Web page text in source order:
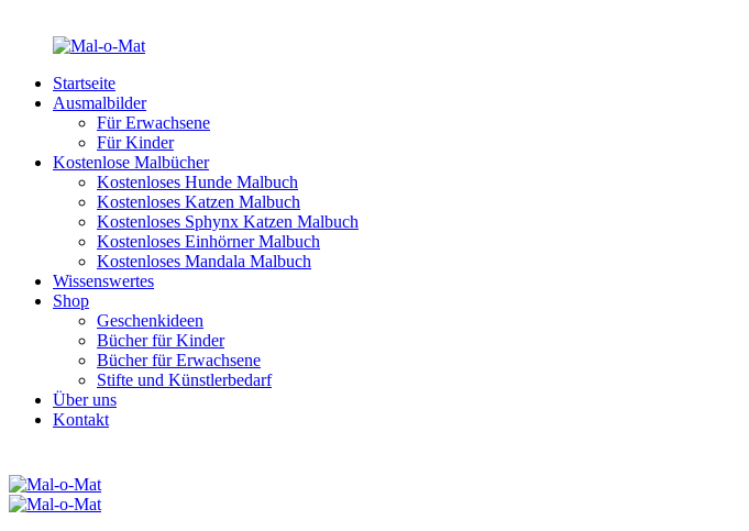
Startseite
Ausmalbilder
Für Erwachsene
Für Kinder
Kostenlose Malbücher
Kostenloses Hunde Malbuch
Kostenloses Katzen Malbuch
Kostenloses Sphynx Katzen Malbuch
Kostenloses Einhörner Malbuch
Kostenloses Mandala Malbuch
Wissenswertes
Shop
Geschenkideen
Bücher für Kinder
Bücher für Erwachsene
Stifte und Künstlerbedarf
Über uns
Kontakt